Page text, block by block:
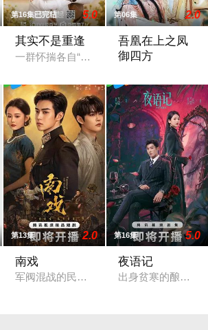
高恩世（贺营 饰）意外失忆，住进拳击教
第16集已完结 5.0
其实不是重逢
一群怀揣各自“失意”的年轻人，在沿海小
第06集 2.0
吾凰在上之凤
御四方
，怒河市刑侦支队在无普及监控、无DNA
第13集 2.0
南戏
军阀混战的民国奉城，玉佛头离奇失窃，
第16集 5.0
夜语记
出身贫寒的酿酒师